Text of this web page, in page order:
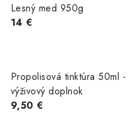
Lesný med 950g
14 €
Propolisová tinktúra 50ml -
výživový doplnok
9,50 €